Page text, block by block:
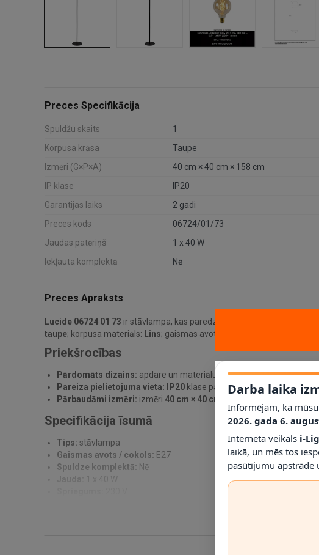
Preces Specifikācija
Spuldžu skaits 1
Korpusa krāsa
Taupe
Izmēri (G×P×A)
40 cm × 40 cm × 158 cm
IP klase
IP20
Garantijas laiks
2 gadi
Preces kods
06724/01/73
Jaudas patēriņš
1 x 40 W
Iekļauta komplektā
Nē
Preces Apraksts
Lucide 06724 01 73 ir stāvlampa, kas paredzēta praktiskam un
taupe; korpusa materiāls: Lins; gaismas avots / cokols
Priekšrocības
Pārdomāts dizains: apdare un materiālu kombinācija palīdz šim
Pareiza pielietojuma vieta:
IP20 klase palīdz noteikt, kur gaismekli
Pārbaudāmi izmēri: izmēri 40 cm × 40 cm × 158 cm ļauj pirms
Specifikācija īsumā
Tips: stāvlampa
Gaismas avots / cokols: E27
Spuldze komplektā: Nē
1 x 40 W
Darba laika
Informējam, ka
2026. gada 6.
Interneta veikals i-
laikā, un mēs tos
pasūtījumu apstrāde